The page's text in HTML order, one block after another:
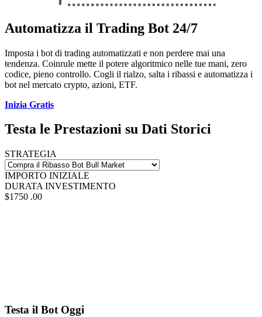
Automatizza il Trading Bot 24/7
Imposta i bot di trading automatizzati e non perdere mai una
tendenza. Coinrule mette il potere algoritmico nelle tue mani, zero
codice, pieno controllo. Cogli il rialzo, salta i ribassi e automatizza i
bot nel mercato crypto, azioni, ETF.
Inizia Gratis
Testa le Prestazioni su Dati Storici
STRATEGIA
IMPORTO INIZIALE
DURATA INVESTIMENTO
$1750 .00
Testa il Bot Oggi